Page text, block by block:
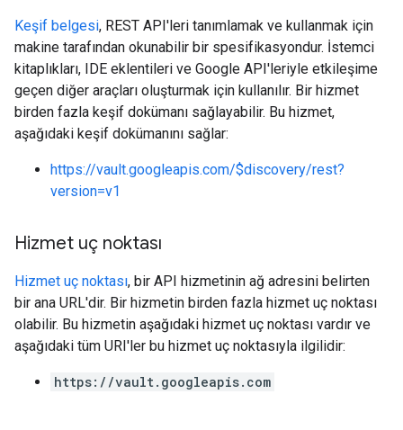
Keşif belgesi, REST API'leri tanımlamak ve kullanmak için
makine tarafından okunabilir bir spesifikasyondur. İstemci
kitaplıkları, IDE eklentileri ve Google API'leriyle etkileşime
geçen diğer araçları oluşturmak için kullanılır. Bir hizmet
birden fazla keşif dokümanı sağlayabilir. Bu hizmet,
aşağıdaki keşif dokümanını sağlar:
https://vault.googleapis.com/$discovery/rest?
version=v1
Hizmet uç noktası
Hizmet uç noktası, bir API hizmetinin ağ adresini belirten
bir ana URL'dir. Bir hizmetin birden fazla hizmet uç noktası
olabilir. Bu hizmetin aşağıdaki hizmet uç noktası vardır ve
aşağıdaki tüm URI'ler bu hizmet uç noktasıyla ilgilidir:
https://vault.googleapis.com